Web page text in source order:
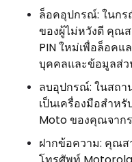
ล็อคอุปกรณ์: ในก
ของผู้ไม่หวังดี คุณ
PIN ใหม่เพื่อล็อคแ
บุคคลและข้อมูลส่
ลบอุปกรณ์: ในสถา
เป็นเครื่องมือสำห
Moto ของคุณจาก
ฝากข้อความ: คุณส